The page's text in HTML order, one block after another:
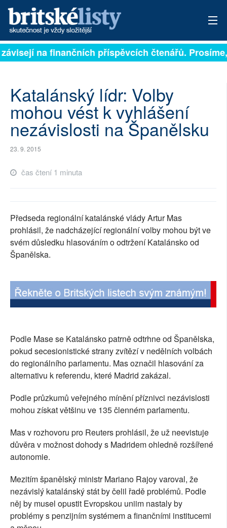
PŘIHLÁSIT
ARCHIV
ROZHOVORY
TÉMATA
NEJČTENĚJŠÍ ZA 7 DNÍ
PŘÍSPĚVKY NA PROVOZ
SOCIÁLNÍ SÍTĚ
PLNÁ VERZE STRÁNEK
na finančních příspěvcích čtenářů.
Katalánský lídr: Volby
mohou vést k vyhlášení
nezávislosti na Španělsku
23. 9. 2015
čas čtení 1 minuta
Předseda regionální katalánské vlády Artur Mas
prohlásil, že nadcházející regionální volby mohou být ve
svém důsledku hlasováním o odtržení Katalánsko od
Španělska.
Podle Mase se Katalánsko patrně odtrhne od Španělska,
pokud secesionistické strany zvítězí v nedělních volbách
do regionálního parlamentu. Mas označil hlasování za
alternativu k referendu, které Madrid zakázal.
Podle průzkumů veřejného mínění příznivci nezávislosti
mohou získat většinu ve 135 členném parlamentu.
Mas v rozhovoru pro Reuters prohlásil, že už neevistuje
důvěra v možnost dohody s Madridem ohledně rozšířené
autonomie.
Mezitím španělský ministr Mariano Rajoy varoval, že
nezávislý katalánský stát by čelil řadě problémů. Podle
něj by musel opustit Evropskou uniim nastaly by
problémy s penzijním systémem a finančními institucemi